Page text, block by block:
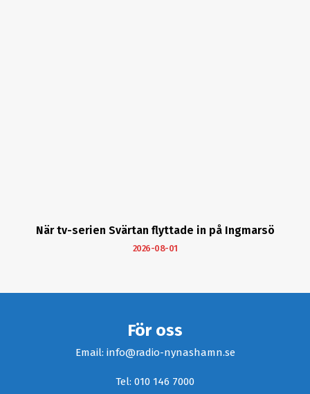
När tv-serien Svärtan flyttade in på Ingmarsö
2026-08-01
För oss
Email: info@radio-nynashamn.se
Tel: 010 146 7000